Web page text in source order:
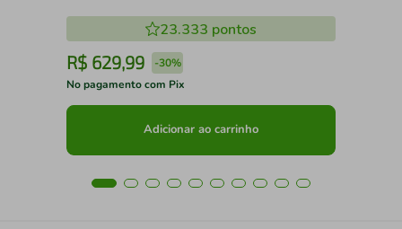
23.333 pontos
R$ 629,99 -30%
No pagamento com Pix
Adicionar ao carrinho